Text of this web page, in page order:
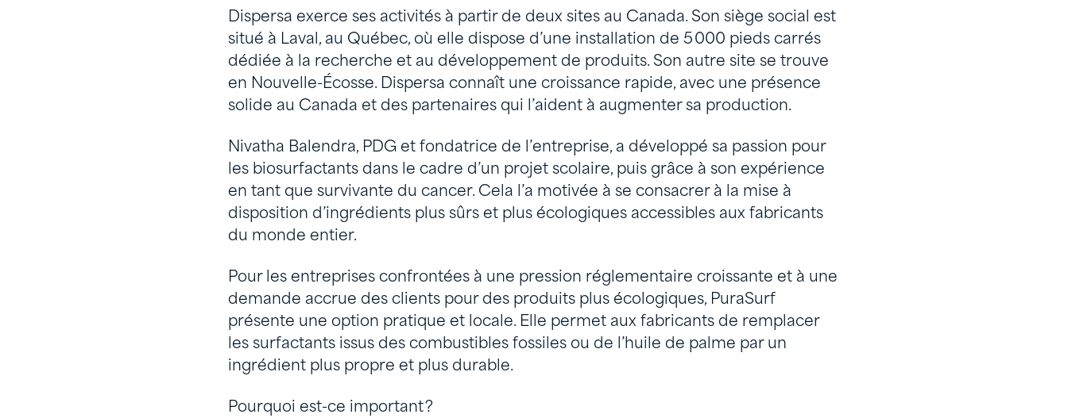
Dispersa exerce ses activités à partir de deux sites au Canada. Son siège social est
situé à Laval, au Québec, où elle dispose d’une installation de 5 000 pieds carrés
dédiée à la recherche et au développement de produits. Son autre site se trouve
en Nouvelle-Écosse. Dispersa connaît une croissance rapide, avec une présence
solide au Canada et des partenaires qui l’aident à augmenter sa production.
Nivatha Balendra, PDG et fondatrice de l’entreprise, a développé sa passion pour
les biosurfactants dans le cadre d’un projet scolaire, puis grâce à son expérience
en tant que survivante du cancer. Cela l’a motivée à se consacrer à la mise à
disposition d’ingrédients plus sûrs et plus écologiques accessibles aux fabricants
du monde entier.
Pour les entreprises confrontées à une pression réglementaire croissante et à une
demande accrue des clients pour des produits plus écologiques, PuraSurf
présente une option pratique et locale. Elle permet aux fabricants de remplacer
les surfactants issus des combustibles fossiles ou de l’huile de palme par un
ingrédient plus propre et plus durable.
Pourquoi est-ce important ?